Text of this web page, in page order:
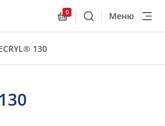
0
ПоискМеню
130